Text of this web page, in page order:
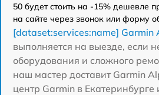
50 будет стоить на -15% дешевле
на сайте через звонок или форму
[dataset:services:name] Garmin
выполняется на выезде, если
оборудования и сложного
наш мастер доставит Garmin
центр Garmin в Екатеринбурге